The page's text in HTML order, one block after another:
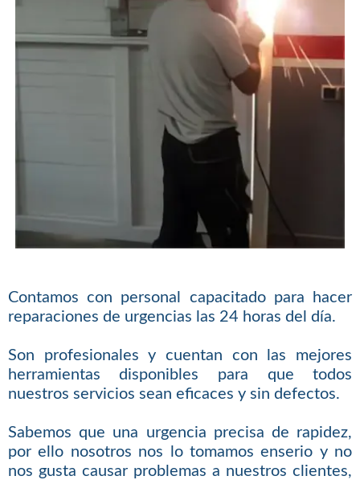
Contamos con personal capacitado para hacer
reparaciones de urgencias las 24 horas del día.
Son profesionales y cuentan con las mejores
herramientas disponibles para que todos
nuestros servicios sean eficaces y sin defectos.
Sabemos que una urgencia precisa de rapidez,
por ello nosotros nos lo tomamos enserio y no
nos gusta causar problemas a nuestros clientes,